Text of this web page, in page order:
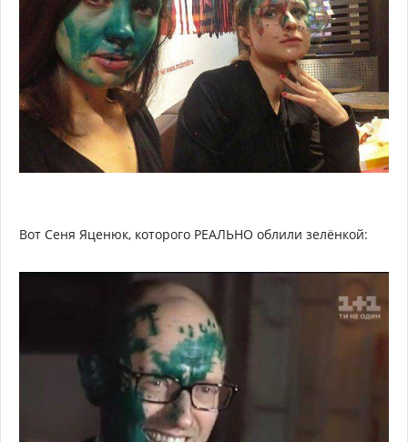
Вот Сеня Яценюк, которого РЕАЛЬНО облили зелёнкой: